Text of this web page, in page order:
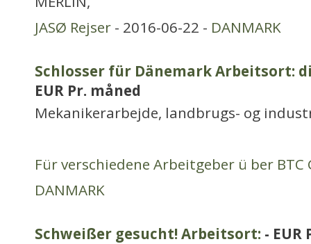
JASØ Rejser - 2016-06-22 - DANMARK
Schlosser für Dänemark Arbeitsort:
EUR Pr. måned
Mekanikerarbejde, landbrugs- og
Für verschiedene Arbeitgeber ü ber BTC
DANMARK
Schweißer gesucht! Arbeitsort: - EUR